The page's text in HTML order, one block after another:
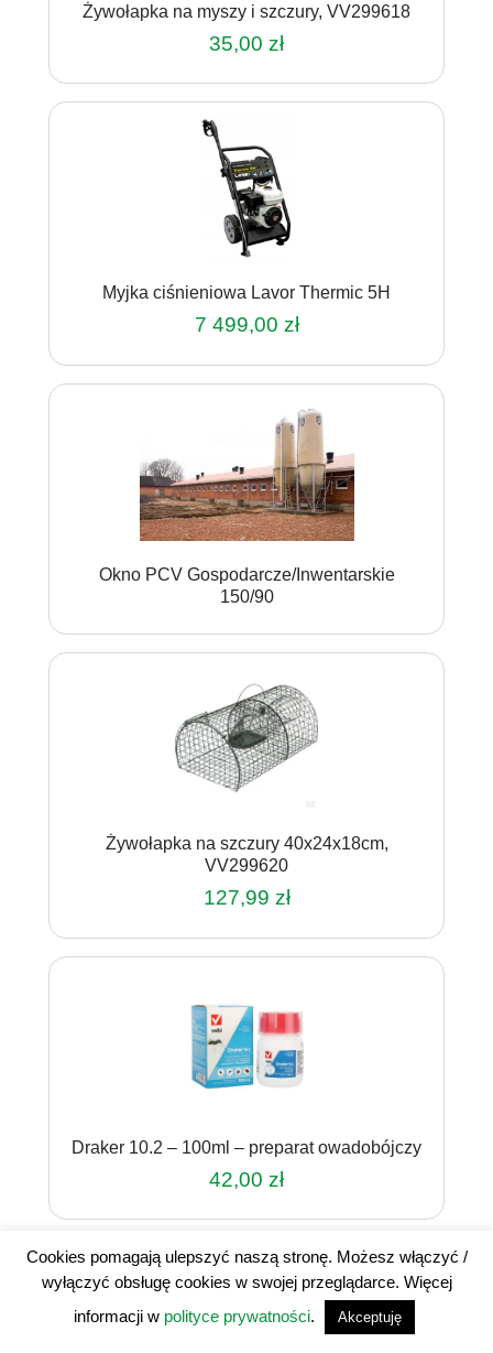
Żywołapka na myszy i szczury, VV299618
35,00 zł
Myjka ciśnieniowa Lavor Thermic 5H
7 499,00 zł
Okno PCV Gospodarcze/Inwentarskie
150/90
Żywołapka na szczury 40x24x18cm,
VV299620
127,99 zł
Draker 10.2 – 100ml – preparat owadobójczy
42,00 zł
Cookies pomagają ulepszyć naszą stronę. Możesz włączyć /
wyłączyć obsługę cookies w swojej przeglądarce. Więcej
informacji w polityce prywatności. Akceptuję